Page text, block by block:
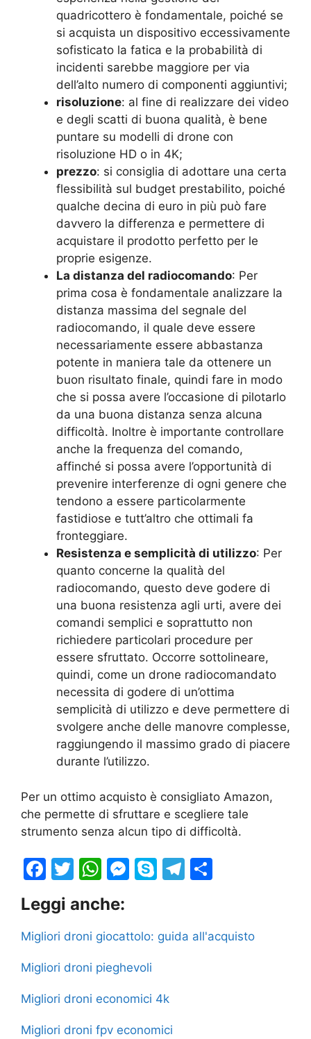
quadricottero è fondamentale, poiché se
si acquista un dispositivo eccessivamente
sofisticato la fatica e la probabilità di
incidenti sarebbe maggiore per via
dell’alto numero di componenti aggiuntivi;
risoluzione: al fine di realizzare dei video
e degli scatti di buona qualità, è bene
puntare su modelli di drone con
risoluzione HD o in 4K;
prezzo: si consiglia di adottare una certa
flessibilità sul budget prestabilito, poiché
qualche decina di euro in più può fare
davvero la differenza e permettere di
acquistare il prodotto perfetto per le
proprie esigenze.
La distanza del radiocomando: Per
prima cosa è fondamentale analizzare la
distanza massima del segnale del
radiocomando, il quale deve essere
necessariamente essere abbastanza
potente in maniera tale da ottenere un
buon risultato finale, quindi fare in modo
che si possa avere l’occasione di pilotarlo
da una buona distanza senza alcuna
difficoltà. Inoltre è importante controllare
anche la frequenza del comando,
affinché si possa avere l’opportunità di
prevenire interferenze di ogni genere che
tendono a essere particolarmente
fastidiose e tutt’altro che ottimali fa
fronteggiare.
Resistenza e semplicità di utilizzo: Per
quanto concerne la qualità del
radiocomando, questo deve godere di
una buona resistenza agli urti, avere dei
comandi semplici e soprattutto non
richiedere particolari procedure per
essere sfruttato. Occorre sottolineare,
quindi, come un drone radiocomandato
necessita di godere di un’ottima
semplicità di utilizzo e deve permettere di
svolgere anche delle manovre complesse,
raggiungendo il massimo grado di piacere
durante l’utilizzo.
Per un ottimo acquisto è consigliato Amazon,
che permette di sfruttare e scegliere tale
strumento senza alcun tipo di difficoltà.
F
c
e
b
o
o
k
T
itt
er
W
h
at
s
A
p
p
M
s
e
n
g
er
S
p
T
gr e
Leggi anche:
Migliori droni giocattolo: guida all'acquisto
Migliori droni pieghevoli
Migliori droni economici 4k
Migliori droni fpv economici